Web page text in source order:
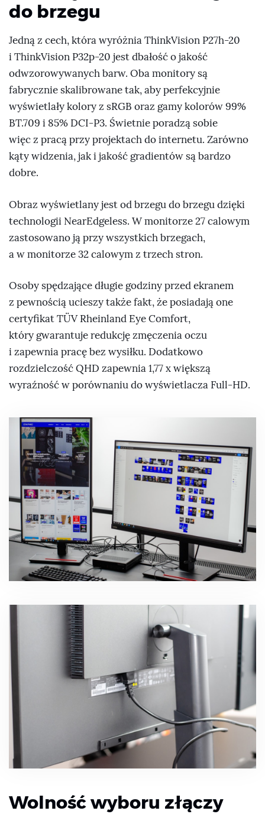
do brzegu
Jedną z cech, która wyróżnia ThinkVision P27h-20
i ThinkVision P32p-20 jest dbałość o jakość
odwzorowywanych barw. Oba monitory są
fabrycznie skalibrowane tak, aby perfekcyjnie
wyświetlały kolory z sRGB oraz gamy kolorów 99%
BT.709 i 85% DCI-P3. Świetnie poradzą sobie
więc z pracą przy projektach do internetu. Zarówno
kąty widzenia, jak i jakość gradientów są bardzo
dobre.
Obraz wyświetlany jest od brzegu do brzegu dzięki
technologii NearEdgeless. W monitorze 27 calowym
zastosowano ją przy wszystkich brzegach,
a w monitorze 32 calowym z trzech stron.
Osoby spędzające długie godziny przed ekranem
z pewnością ucieszy także fakt, że posiadają one
certyfikat TÜV Rheinland Eye Comfort,
który gwarantuje redukcję zmęczenia oczu
i zapewnia pracę bez wysiłku. Dodatkowo
rozdzielczość QHD zapewnia 1,77 x większą
wyraźność w porównaniu do wyświetlacza Full-HD.
Wolność wyboru złączy